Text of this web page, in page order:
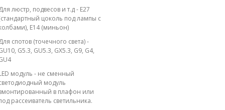
люстр, подвесов и т.д - E27
цоколь под лампы с
E14 (миньон)
спотов (точечного света) -
G5.3, GU5.3, GX5.3, G9, G4,
модуль - не сменный
модуль
в плафон или
рассеиватель светильника.